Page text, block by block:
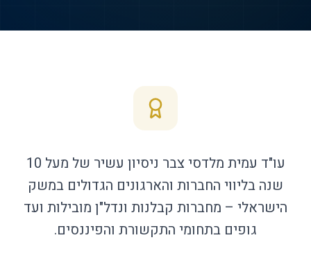
עו"ד עמית מלדסי צבר ניסיון עשיר של מעל 10
שנה בליווי החברות והארגונים הגדולים במשק
הישראלי – מחברות קבלנות ונדל"ן מובילות ועד
גופים בתחומי התקשורת והפיננסים.